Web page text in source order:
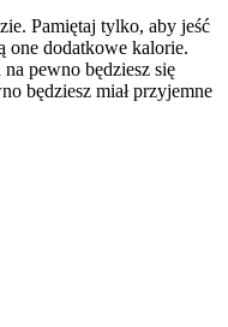
Pamiętaj tylko, aby jeść
one dodatkowe kalorie.
pewno będziesz się
będziesz miał przyjemne